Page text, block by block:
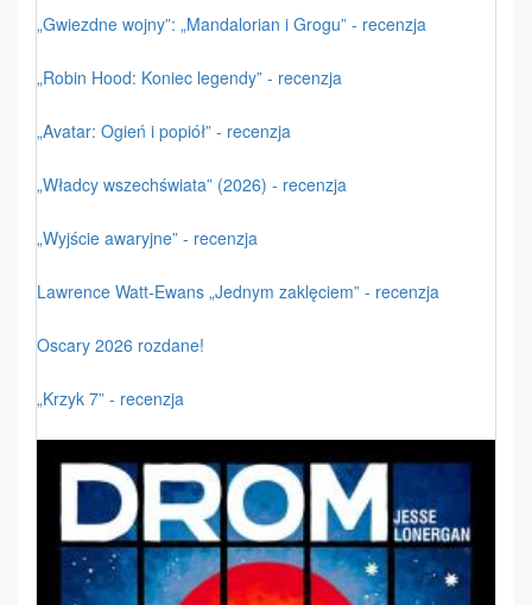
„Gwiezdne wojny”: „Mandalorian i Grogu” - recenzja
„Robin Hood: Koniec legendy” - recenzja
„Avatar: Ogień i popiół” - recenzja
„Władcy wszechświata” (2026) - recenzja
„Wyjście awaryjne” - recenzja
Lawrence Watt-Ewans „Jednym zaklęciem” - recenzja
Oscary 2026 rozdane!
„Krzyk 7” - recenzja